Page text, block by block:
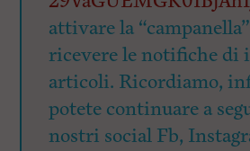
attivare la
ricevere le notifiche di
articoli. Ricordiamo,
potete continuare a
nostri social Fb,